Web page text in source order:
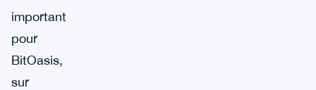
important
pour
BitOasis,
sur